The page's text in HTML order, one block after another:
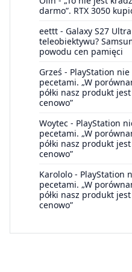
darmo”. RTX 3050
eettt - Galaxy S27
teleobiektywu?
powodu cen pamięci
Grześ - PlayStation
pecetami. „W
półki nasz produkt
cenowo”
Woytec - PlayStation
pecetami. „W
półki nasz produkt
cenowo”
Karololo - PlayStation
pecetami. „W
półki nasz produkt
cenowo”